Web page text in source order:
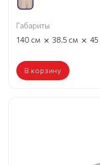
Габариты
140 см × 38.5 см × 45
В корзину